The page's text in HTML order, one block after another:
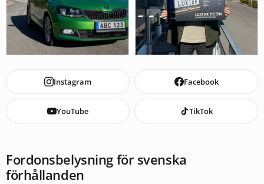
Instagram Facebook
YouTube TikTok
Fordonsbelysning för svenska
förhållanden